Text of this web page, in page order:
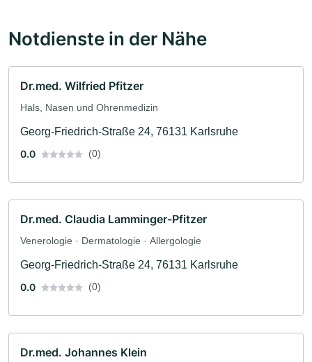
Notdienste in der Nähe
Dr.med. Wilfried Pfitzer
Hals, Nasen und Ohrenmedizin
Georg-Friedrich-Straße 24, 76131 Karlsruhe
0.0
(0)
Dr.med. Claudia Lamminger-Pfitzer
Venerologie · Dermatologie · Allergologie
Georg-Friedrich-Straße 24, 76131 Karlsruhe
0.0
(0)
Dr.med. Johannes Klein